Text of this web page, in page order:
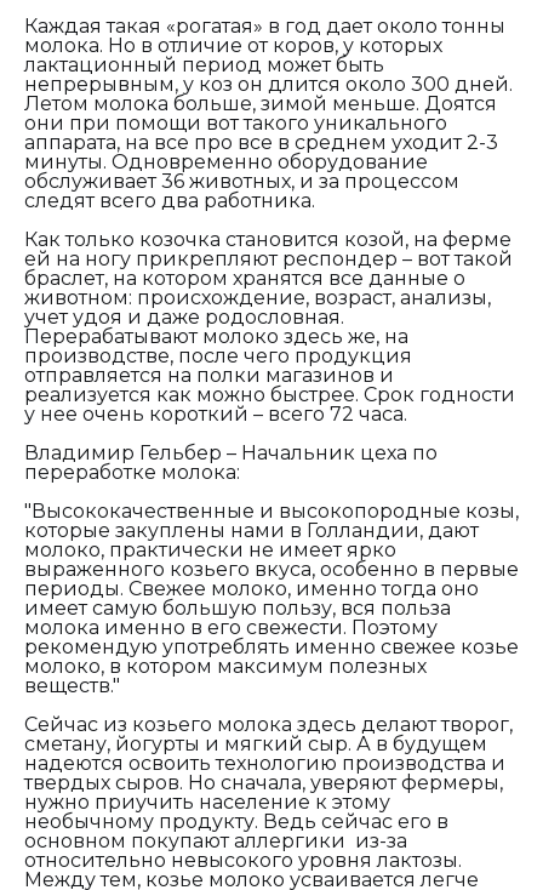
Каждая такая «рогатая» в год дает около тонны
молока. Но в отличие от коров, у которых
лактационный период может быть
непрерывным, у коз он длится около 300 дней.
Летом молока больше, зимой меньше. Доятся
они при помощи вот такого уникального
аппарата, на все про все в среднем уходит 2-3
минуты. Одновременно оборудование
обслуживает 36 животных, и за процессом
следят всего два работника.
Как только козочка становится козой, на ферме
ей на ногу прикрепляют респондер – вот такой
браслет, на котором хранятся все данные о
животном: происхождение, возраст, анализы,
учет удоя и даже родословная.
Перерабатывают молоко здесь же, на
производстве, после чего продукция
отправляется на полки магазинов и
реализуется как можно быстрее. Срок годности
у нее очень короткий – всего 72 часа.
Владимир Гельбер – Начальник цеха по
переработке молока:
"Высококачественные и высокопородные козы,
которые закуплены нами в Голландии, дают
молоко, практически не имеет ярко
выраженного козьего вкуса, особенно в первые
периоды. Свежее молоко, именно тогда оно
имеет самую большую пользу, вся польза
молока именно в его свежести. Поэтому
рекомендую употреблять именно свежее козье
молоко, в котором максимум полезных
веществ."
Сейчас из козьего молока здесь делают творог,
сметану, йогурты и мягкий сыр. А в будущем
надеются освоить технологию производства и
твердых сыров. Но сначала, уверяют фермеры,
нужно приучить население к этому
необычному продукту. Ведь сейчас его в
основном покупают аллергики из-за
относительно невысокого уровня лактозы.
Между тем, козье молоко усваивается легче